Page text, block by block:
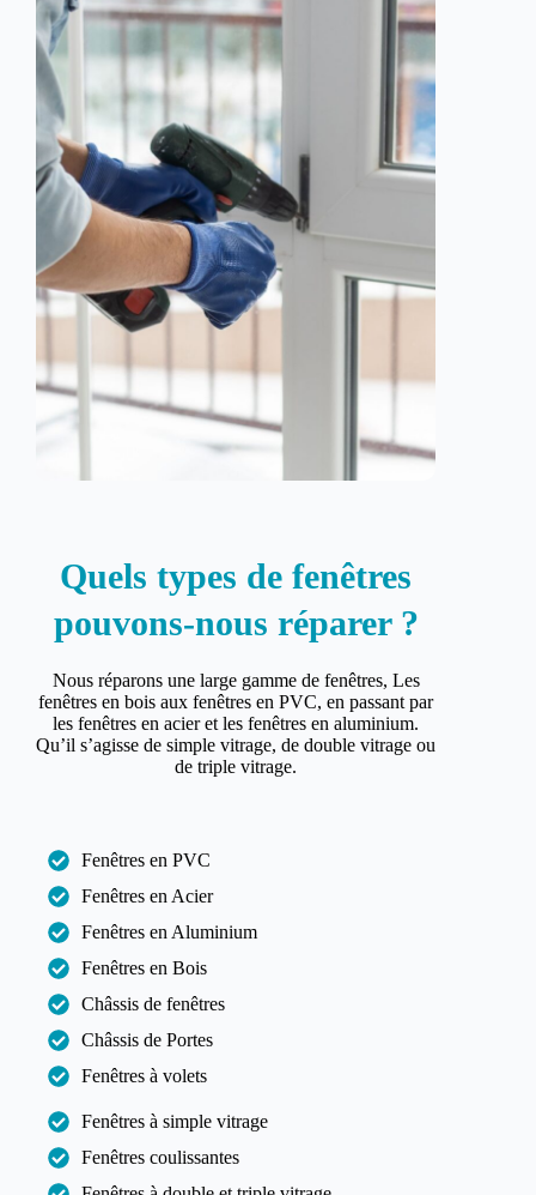
Quels types de fenêtres
pouvons-nous réparer ?
Nous réparons une large gamme de fenêtres, Les
fenêtres en bois aux fenêtres en PVC, en passant par
les fenêtres en acier et les fenêtres en aluminium.
Qu’il s’agisse de simple vitrage, de double vitrage ou
de triple vitrage.
Fenêtres en PVC
Fenêtres en Acier
Fenêtres en Aluminium
Fenêtres en Bois
Châssis de fenêtres
Châssis de Portes
Fenêtres à volets
Fenêtres à simple vitrage
Fenêtres coulissantes